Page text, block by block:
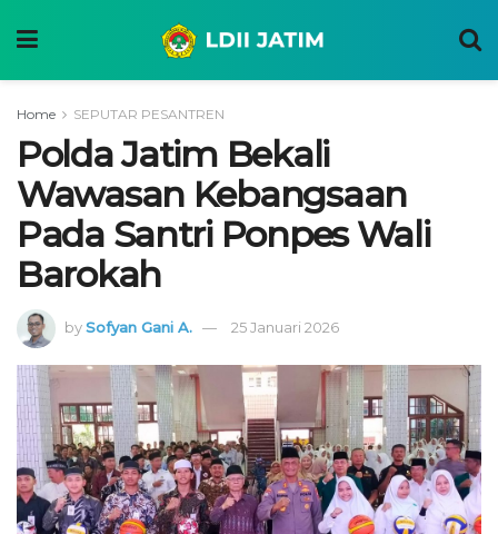
Home SEPUTAR PESANTREN
Polda Jatim Bekali
Wawasan Kebangsaan
Pada Santri Ponpes Wali
Barokah
bySofyan Gani A. 25 Januari 2026